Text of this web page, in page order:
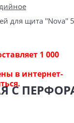
для щита ''Nova''
1 000
в интернет-
С